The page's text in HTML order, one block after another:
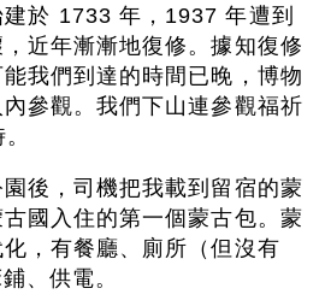
於 1733 年，1937 年遭到
近年漸漸地復修。據知復修
我們到達的時間已晚，博物
參觀。我們下山連參觀福祈
後，司機把我載到留宿的蒙
國入住的第一個蒙古包。蒙
，有餐廳、廁所（但沒有
、供電。